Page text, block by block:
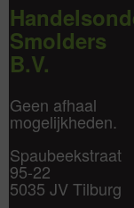
Smolders
B.V.
Geen afhaal
mogelijkheden.
Spaubeekstraat
95-22
5035 JV Tilburg